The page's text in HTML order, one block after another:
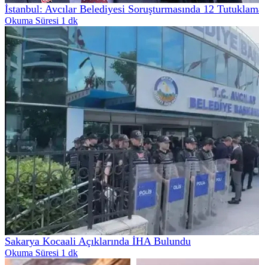
İstanbul: Avcılar Belediyesi Soruşturmasında 12
Okuma Süresi 1 dk
Sakarya Kocaali Açıklarında İHA Bulundu
Okuma Süresi 1 dk